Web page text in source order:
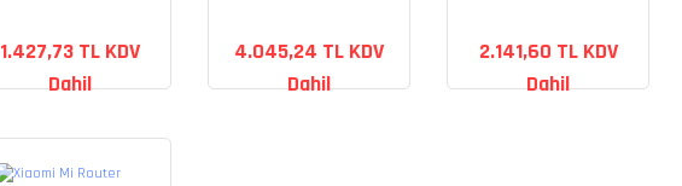
1.427,73 TL KDV
Dahil
4.045,24 TL KDV
Dahil
2.141,60 TL KDV
Dahil